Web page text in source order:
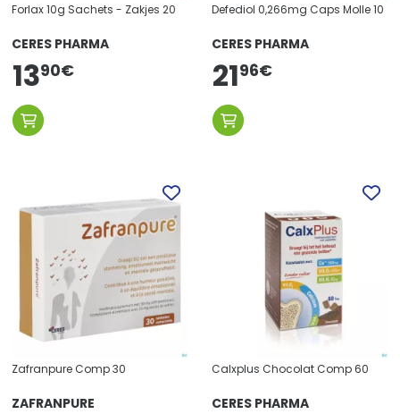
Forlax 10g Sachets - Zakjes 20
CERES PHARMA
1390€
Defediol 0,266mg Caps Molle 10
CERES PHARMA
2196€
Zafranpure Comp 30
ZAFRANPURE
Calxplus Chocolat Comp 60
CERES PHARMA